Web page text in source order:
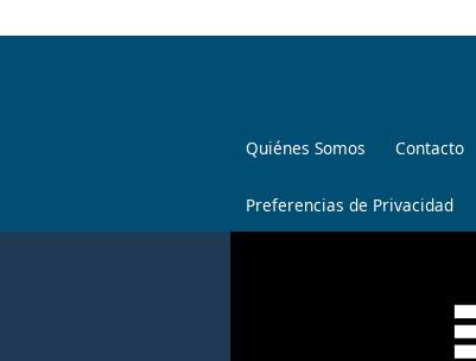
Quiénes Somos Contacto
Preferencias de Privacidad